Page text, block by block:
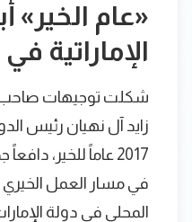
«عام الخير»
الإماراتية في 2017
شكلت توجيهات صاحب
زايد آل نهيان رئيس
2017 عاماً للخير،
في مسار العمل
المحلي في دولة